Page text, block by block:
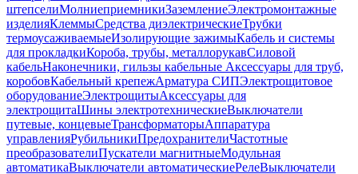
штепселиМолниеприемникиЗаземлениеЭлектромонтажные
изделияКлеммыСредства диэлектрическиеТрубки
термоусаживаемыеИзолирующие зажимыКабель и системы
для прокладкиКороба, трубы, металлорукавСиловой
кабельНаконечники, гильзы кабельные Аксессуары для труб,
коробовКабельный крепежАрматура СИПЭлектрощитовое
оборудованиеЭлектрощитыАксессуары для
электрощитаШины электротехническиеВыключатели
путевые, концевыеТрансформаторыАппаратура
управленияРубильникиПредохранителиЧастотные
преобразователиПускатели магнитныеМодульная
автоматикаВыключатели автоматическиеРелеВыключатели